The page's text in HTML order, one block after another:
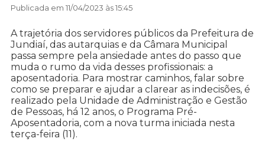
Publicada em 11/04/2023 às 15:45
A trajetória dos servidores públicos da Prefeitura de
Jundiaí, das autarquias e da Câmara Municipal
passa sempre pela ansiedade antes do passo que
muda o rumo da vida desses profissionais: a
aposentadoria. Para mostrar caminhos, falar sobre
como se preparar e ajudar a clarear as indecisões, é
realizado pela Unidade de Administração e Gestão
de Pessoas, há 12 anos, o Programa Pré-
Aposentadoria, com a nova turma iniciada nesta
terça-feira (11).